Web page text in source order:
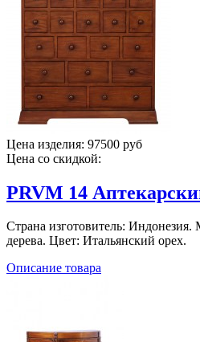
Цена изделия: 97500 руб
Цена со скидкой:
PRVM 14
Страна изготовитель: Индонезия.
дерева. Цвет: Итальянский орех.
Описание товара